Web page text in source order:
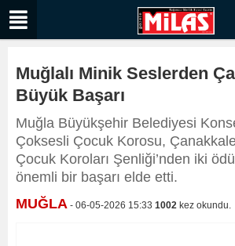
Muğlalı Minik Seslerden
Büyük Başarı
Muğla Büyükşehir Belediyesi
Çoksesli Çocuk Korosu,
Çocuk Koroları Şenliği’nden iki
önemli bir başarı elde etti.
MUĞLA - 06-05-2026 15:33 1002 kez okundu.